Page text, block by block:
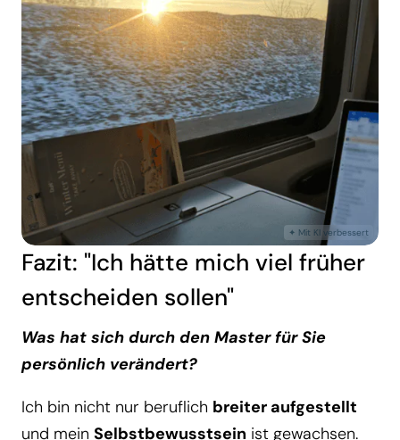
Fazit: "Ich hätte mich viel früher
entscheiden sollen"
Was hat sich durch den Master für Sie
persönlich verändert?
Ich bin nicht nur beruflich breiter aufgestellt
und mein Selbstbewusstsein ist gewachsen.